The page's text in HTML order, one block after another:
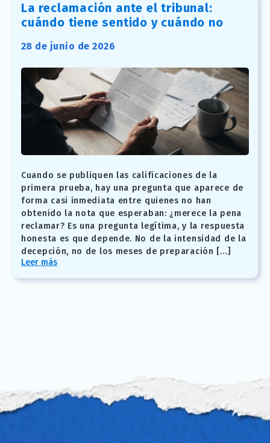
La reclamación ante el tribunal:
cuándo tiene sentido y cuándo no
28 de junio de 2026
Cuando se publiquen las calificaciones de la
primera prueba, hay una pregunta que aparece de
forma casi inmediata entre quienes no han
obtenido la nota que esperaban: ¿merece la pena
reclamar? Es una pregunta legítima, y la respuesta
honesta es que depende. No de la intensidad de la
decepción, no de los meses de preparación […]
Leer más